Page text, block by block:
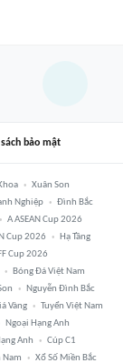
sách bảo mật
Xuân Son
Nghiệp
Đình Bắc
A ASEAN Cup 2026
Cup 2026
Hạ Tầng
Cup 2026
Bóng Đá Việt Nam
Nguyễn Đình Bắc
Vàng
Tuyển Việt Nam
Ngoại Hạng Anh
Anh
Cúp C1
Nam Xổ Số Miền Bắc